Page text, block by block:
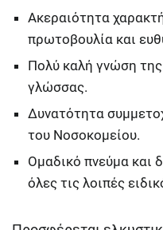
Ακεραιότητα
πρωτοβουλία και
Πολύ καλή γνώση της
γλώσσας.
Δυνατότητα
του Νοσοκομείου.
Ομαδικό πνεύμα και
όλες τις λοιπές